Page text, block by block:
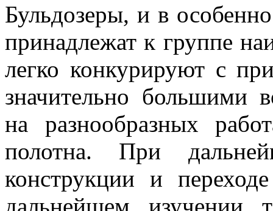
Бульдозеры, и в
принадлежат к группе
легко конкурируют с
значительно большими
на разнообразных
полотна. При
конструкции и
дальнейшем изучении